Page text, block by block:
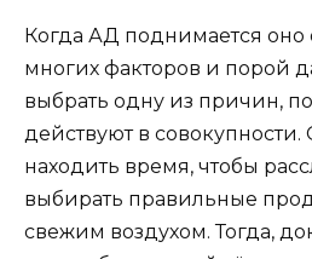
Когда АД поднимается оно
многих факторов и порой
выбрать одну из причин,
действуют в
находить время, чтобы
выбирать правильные
свежим воздухом. Тогда,